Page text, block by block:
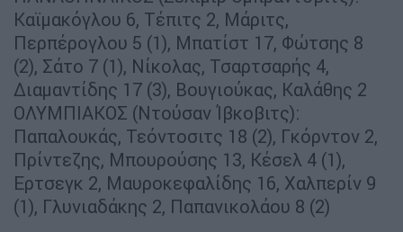
Καϊμακόγλου 6, Τέπιτς 2, Μάριτς,
Περπέρογλου 5 (1), Μπατίστ 17, Φώτσης 8
(2), Σάτο 7 (1), Νίκολας, Τσαρτσαρής 4,
Διαμαντίδης 17 (3), Βουγιούκας, Καλάθης 2
ΟΛΥΜΠΙΑΚΟΣ (Ντούσαν Ίβκοβιτς):
Παπαλουκάς, Τεόντοσιτς 18 (2), Γκόρντον 2,
Πρίντεζης, Μπουρούσης 13, Κέσελ 4 (1),
Ερτσεγκ 2, Μαυροκεφαλίδης 16, Χαλπερίν 9
(1), Γλυνιαδάκης 2, Παπανικολάου 8 (2)